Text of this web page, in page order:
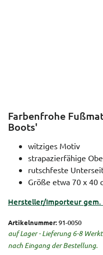
Farbenfrohe
Boots'
witziges Motiv
strapazierfähige
rutschfeste
Größe etwa 70 x 40
Hersteller/Importeur
Artikelnummer:91-0050
auf Lager - Lieferung 6-8
nach Eingang der Bestellung.